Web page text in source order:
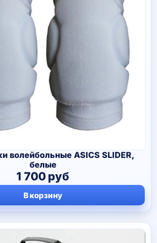
волейбольные ASICS SLIDER,
белые
1 700руб
В корзину